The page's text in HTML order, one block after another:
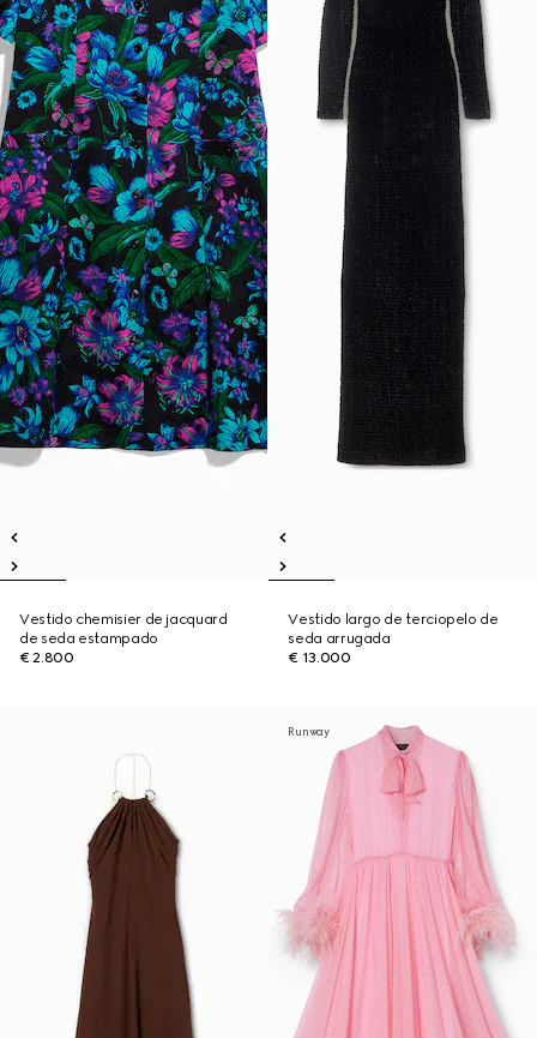
Vestido chemisier de jacquard
de seda estampado
€ 2.800
Vestido largo de terciopelo de
seda arrugada
€ 13.000
Runway